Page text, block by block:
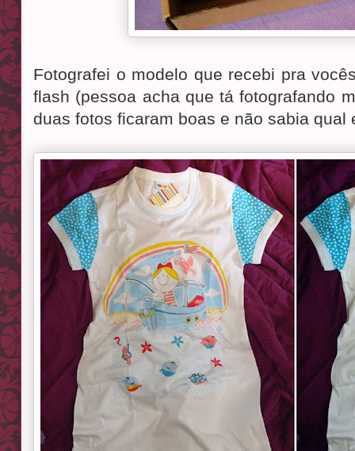
Fotografei o modelo que recebi pra
flash (pessoa acha que tá fotografando
duas fotos ficaram boas e não sabia qual